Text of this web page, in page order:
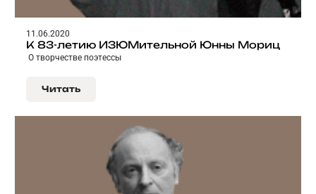
11.06.2020
К 83-летию ИЗЮМительной Юнны Мориц
О творчестве поэтессы
Читать